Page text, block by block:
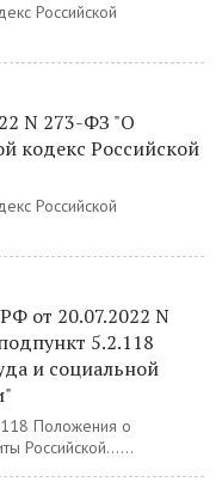
Российской
N 273-ФЗ "О
кодекс Российской
Российской
от 20.07.2022 N
5.2.118
и социальной
Положения о
Российской......